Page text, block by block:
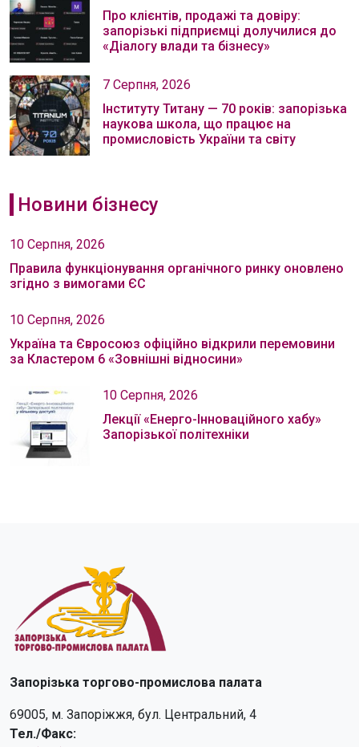
Про клієнтів, продажі та довіру:
запорізькі підприємці долучилися до
«Діалогу влади та бізнесу»
7 Серпня, 2026
Інституту Титану — 70 років: запорізька
наукова школа, що працює на
промисловість України та світу
Новини бізнесу
10 Серпня, 2026
Правила функціонування органічного ринку оновлено
згідно з вимогами ЄС
10 Серпня, 2026
Україна та Євросоюз офіційно відкрили перемовини
за Кластером 6 «Зовнішні відносини»
10 Серпня, 2026
Лекції «Енерго-Інноваційного хабу»
Запорізької політехніки
Запорізька торгово-промислова палата
69005, м. Запоріжжя, бул. Центральний, 4
Тел./Факс: